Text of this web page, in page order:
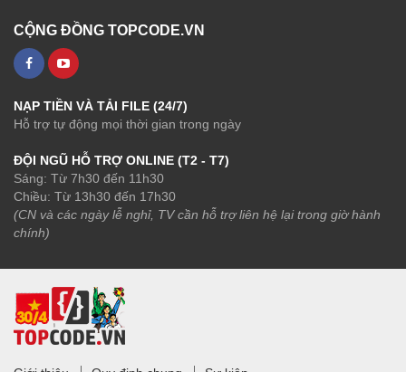
CỘNG ĐỒNG TOPCODE.VN
NẠP TIỀN VÀ TẢI FILE (24/7)
Hỗ trợ tự động mọi thời gian trong ngày
ĐỘI NGŨ HỖ TRỢ ONLINE (T2 - T7)
Sáng: Từ 7h30 đến 11h30
Chiều: Từ 13h30 đến 17h30
(CN và các ngày lễ nghỉ, TV cần hỗ trợ liên hệ lại trong giờ hành
chính)